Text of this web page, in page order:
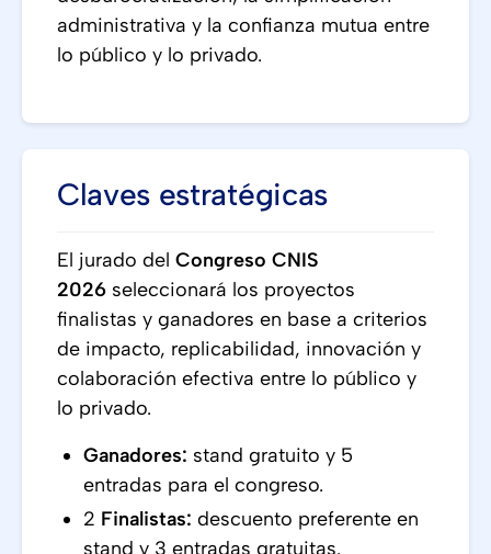
administrativa y la confianza mutua entre
lo público y lo privado.
Claves estratégicas
El jurado del Congreso CNIS
2026 seleccionará los proyectos
finalistas y ganadores en base a criterios
de impacto, replicabilidad, innovación y
colaboración efectiva entre lo público y
lo privado.
Ganadores: stand gratuito y 5
entradas para el congreso.
2 Finalistas: descuento preferente en
stand y 3 entradas gratuitas.